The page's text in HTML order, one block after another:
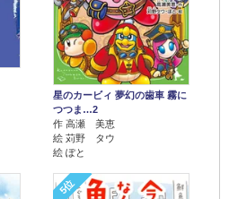
星のカービィ 夢幻の歯車 霧に
つつま…2
作 高瀬 美恵
絵 苅野 タウ
絵 ぽと
5位